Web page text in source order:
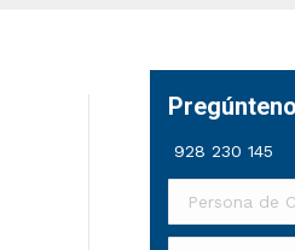
928 230 145